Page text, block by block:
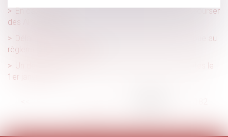
En cas de divorce, l’un des époux peut devoir rembourser
des APL à l’autre
Délai de prescription en cas d’infraction ininterrompue au
règlement de copropriété
Un décret permet l’entrée en vigueur du titre-mobilités le
1er janvier 2022
183 ... > >>